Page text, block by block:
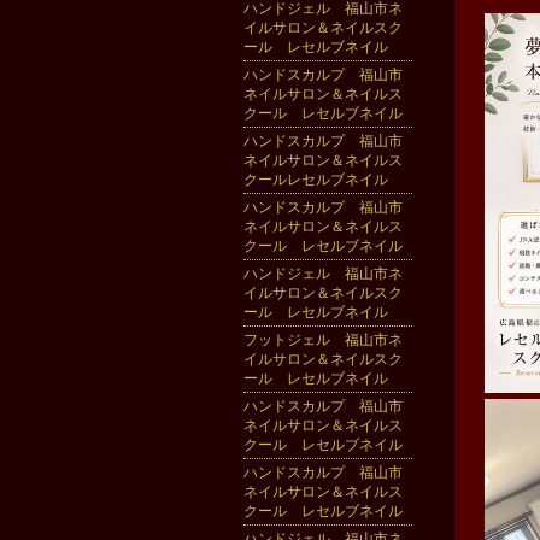
ハンドジェル 福山市ネ
イルサロン＆ネイルスク
ール レセルブネイル
ハンドスカルプ 福山市
ネイルサロン＆ネイルス
クール レセルブネイル
ハンドスカルプ 福山市
ネイルサロン＆ネイルス
クールレセルブネイル
ハンドスカルプ 福山市
ネイルサロン＆ネイルス
クール レセルブネイル
ハンドジェル 福山市ネ
イルサロン＆ネイルスク
ール レセルブネイル
フットジェル 福山市ネ
イルサロン＆ネイルスク
ール レセルブネイル
ハンドスカルプ 福山市
ネイルサロン＆ネイルス
クール レセルブネイル
ハンドスカルプ 福山市
ネイルサロン＆ネイルス
クール レセルブネイル